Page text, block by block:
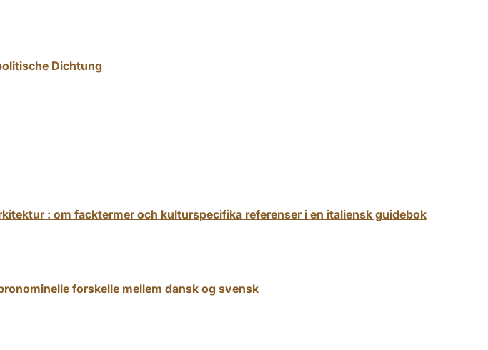
Dichtung
: om facktermer och kulturspecifika referenser i en italiensk guidebok
forskelle mellem dansk og svensk